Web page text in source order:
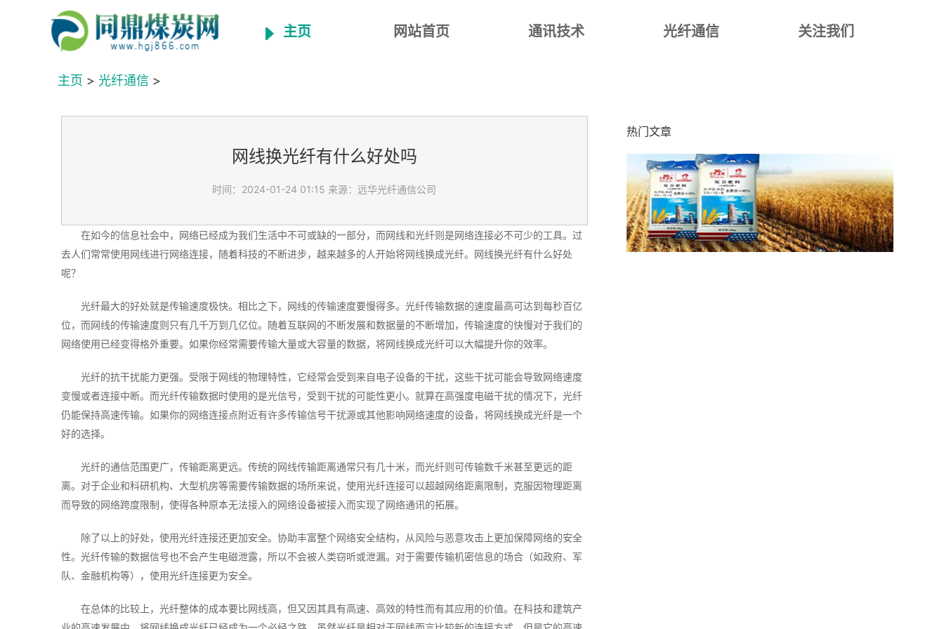
主页 网站首页 通讯技术 光纤通信 关注我们
主页 > 光纤通信 >
网线换光纤有什么好处吗
时间：2024-01-24 01:15 来源：远华光纤通信公司
在如今的信息社会中，网络已经成为我们生活中不可或缺的一部分，而网线和光纤则是网络连接必不可少的工具。过
去人们常常使用网线进行网络连接，随着科技的不断进步，越来越多的人开始将网线换成光纤。网线换光纤有什么好处
呢？
光纤最大的好处就是传输速度极快。相比之下，网线的传输速度要慢得多。光纤传输数据的速度最高可达到每秒百亿
位，而网线的传输速度则只有几千万到几亿位。随着互联网的不断发展和数据量的不断增加，传输速度的快慢对于我们的
网络使用已经变得格外重要。如果你经常需要传输大量或大容量的数据，将网线换成光纤可以大幅提升你的效率。
光纤的抗干扰能力更强。受限于网线的物理特性，它经常会受到来自电子设备的干扰，这些干扰可能会导致网络速度
变慢或者连接中断。而光纤传输数据时使用的是光信号，受到干扰的可能性更小。就算在高强度电磁干扰的情况下，光纤
仍能保持高速传输。如果你的网络连接点附近有许多传输信号干扰源或其他影响网络速度的设备，将网线换成光纤是一个
好的选择。
光纤的通信范围更广，传输距离更远。传统的网线传输距离通常只有几十米，而光纤则可传输数千米甚至更远的距
离。对于企业和科研机构、大型机房等需要传输数据的场所来说，使用光纤连接可以超越网络距离限制，克服因物理距离
而导致的网络跨度限制，使得各种原本无法接入的网络设备被接入而实现了网络通讯的拓展。
除了以上的好处，使用光纤连接还更加安全。协助丰富整个网络安全结构，从风险与恶意攻击上更加保障网络的安全
性。光纤传输的数据信号也不会产生电磁泄露，所以不会被人类窃听或泄漏。对于需要传输机密信息的场合（如政府、军
队、金融机构等），使用光纤连接更为安全。
在总体的比较上，光纤整体的成本要比网线高，但又因其具有高速、高效的特性而有其应用的价值。在科技和建筑产
热门文章